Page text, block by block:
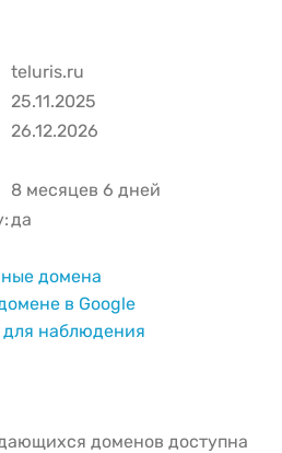
teluris.ru
25.11.2025
26.12.2026
8 месяцев 6 дней
да
домена
в Google
для наблюдения
доменов доступна